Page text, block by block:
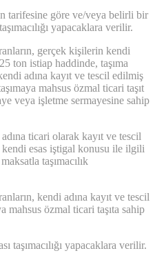
tarifesine göre ve/veya belirli bir
yapacaklara verilir.
gerçek kişilerin kendi
ton istiap haddinde, taşıma
adına kayıt ve tescil edilmiş
mahsus özmal ticari taşıt
veya işletme sermayesine sahip
ticari olarak kayıt ve tescil
kendi esas iştigal konusu ile ilgili
taşımacılık
kendi adına kayıt ve tescil
mahsus özmal ticari taşıta sahip
taşımacılığı yapacaklara verilir.